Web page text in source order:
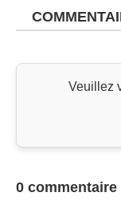
Veuillez
0 commentaire